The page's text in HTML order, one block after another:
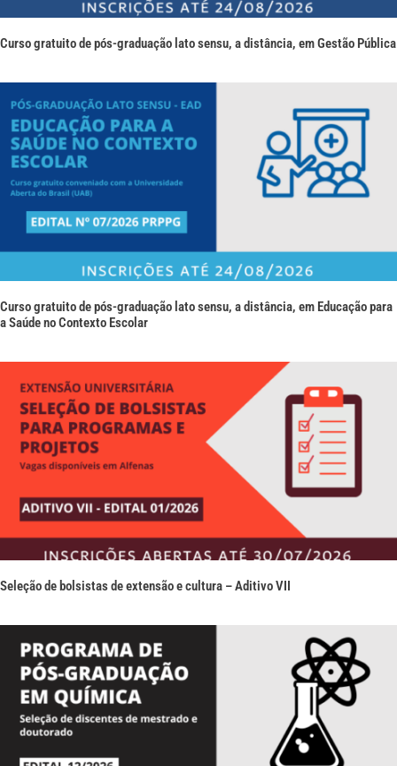
Curso gratuito de pós-graduação lato sensu, a distância, em Gestão Pública
Curso gratuito de pós-graduação lato sensu, a distância, em Educação para
a Saúde no Contexto Escolar
Seleção de bolsistas de extensão e cultura – Aditivo VII